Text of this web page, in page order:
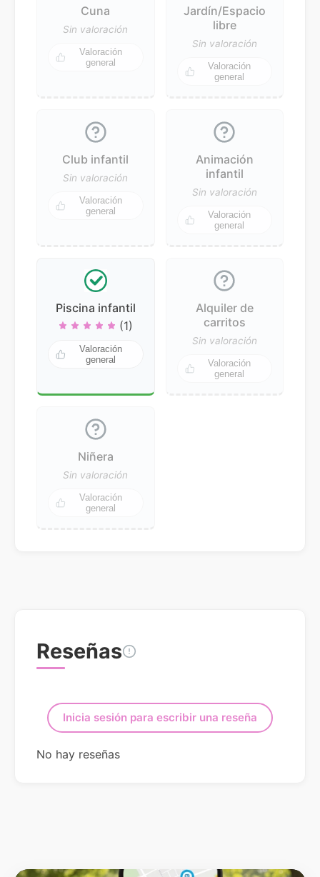
Cuna
Sin valoración
Valoración
general
Jardín/Espacio
libre
Sin valoración
Valoración
general
Club infantil
Sin valoración
Valoración
general
Animación
infantil
Sin valoración
Valoración
general
Piscina infantil
(1)
Valoración
general
Alquiler de
carritos
Sin valoración
Valoración
general
Niñera
Sin valoración
Valoración
general
Reseñas
Inicia sesión para escribir una reseña
No hay reseñas